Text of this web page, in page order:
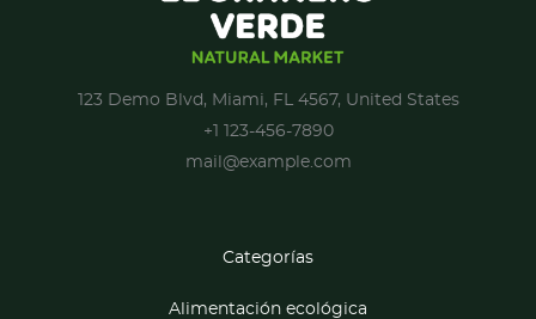
123 Demo Blvd, Miami, FL 4567, United States
+1 123-456-7890
mail@example.com
Categorías
Alimentación ecológica